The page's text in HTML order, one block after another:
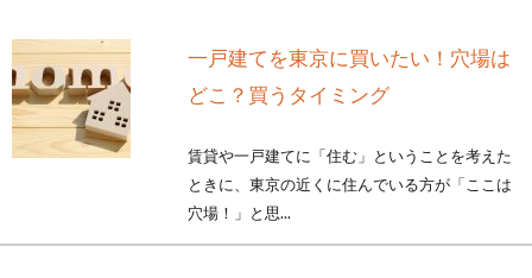
一戸建てを東京に買いたい！穴場は
どこ？買うタイミング
賃貸や一戸建てに「住む」ということを考えた
ときに、東京の近くに住んでいる方が「ここは
穴場！」と思...